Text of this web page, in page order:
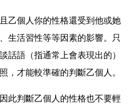
乙個人你的性格還受到他或她
生活習性等等因素的影響。只
話語（指通常上會表現出的）
，才能較準確的判斷乙個人。
此判斷乙個人的性格也不要輕